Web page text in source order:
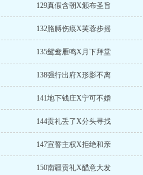
129真假含朝X颁布圣旨
132胳膊伤痕X芙蓉步摇
135鸳鸯雁鸣X月下拜堂
138强行出府X形影不离
141地下钱庄X宁可不婚
144贡礼丢了X分头寻找
147宣誓主权X拒绝和亲
150南疆贡礼X醋意大发